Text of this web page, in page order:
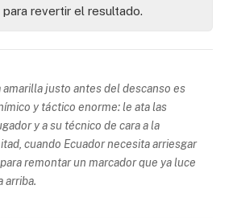
para revertir el resultado.
amarilla justo antes del descanso es
y táctico enorme: le ata las
y a su técnico de cara a la
cuando Ecuador necesita arriesgar
remontar un marcador que ya luce
arriba.